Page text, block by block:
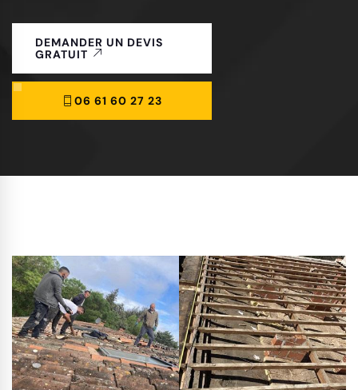
DEMANDER UN DEVIS
GRATUIT
06 61 60 27 23